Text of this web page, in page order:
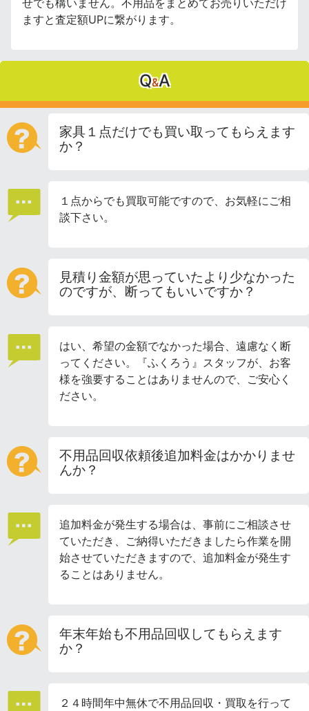
せでも構いません。不用品をまとめてお売りいただけ
ますと査定額UPに繋がります。
Q&A
家具１点だけでも買い取ってもらえます
か？
１点からでも買取可能ですので、お気軽にご相
談下さい。
見積り金額が思っていたより少なかった
のですが、断ってもいいですか？
はい、希望の金額でなかった場合、遠慮なく断
ってください。『ふくろう』スタッフが、お客
様を強要することはありませんので、ご安心く
ださい。
不用品回収依頼後追加料金はかかりませ
んか？
追加料金が発生する場合は、事前にご相談させ
ていただき、ご納得いただきましたら作業を開
始させていただきますので、追加料金が発生す
ることはありません。
年末年始も不用品回収してもらえます
か？
２４時間年中無休で不用品回収・買取を行って